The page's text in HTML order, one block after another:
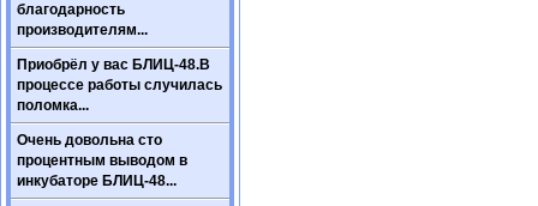
благодарность
производителям...
Приобрёл у вас БЛИЦ-48.В
процессе работы случилась
поломка...
Очень довольна сто
процентным выводом в
инкубаторе БЛИЦ-48...